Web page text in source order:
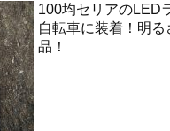
100均セリアのLED
自転車に装着！明る
品！